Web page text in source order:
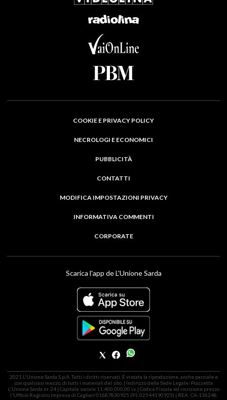
COOKIE E PRIVACY POLICY
NECROLOGI E ECONOMICI
PUBBLICITÀ
CONTATTI
MODIFICA IMPOSTAZIONI PRIVACY
INFORMATIVA COMMENTI
CORPORATE
Scarica l'app de L'Unione Sarda
2021 L'Unione Sarda S.p.A. Tutti i diritti riservati. É vietata la riproduzione, anche parziale e
con qualsiasi mezzo, di tutti i materiali del sito. | Indirizzo della Sede Legale: Piazzetta
L'Unione Sarda nr. 24 | Capitale sociale 11.400.000,00 i.v. | Codice Fiscale ed iscrizione presso
l'Ufficio Registro Imprese di Cagliari 01687830925 (P.I. 02544190925) | REA: CA-136248